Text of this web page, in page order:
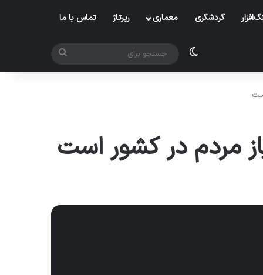
گردشگری معماری رپرتاژ تماس با ما
تغییر پوسته
برای
مردم در کشور است